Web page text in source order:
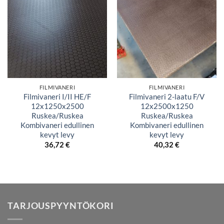
FILMIVANERI
Filmivaneri I/II HE/F
12x1250x2500
Ruskea/Ruskea
Kombivaneri edullinen
kevyt levy
36,72 €
FILMIVANERI
Filmivaneri 2-laatu F/V
12x2500x1250
Ruskea/Ruskea
Kombivaneri edullinen
kevyt levy
40,32 €
TARJOUSPYYNTÖKORI